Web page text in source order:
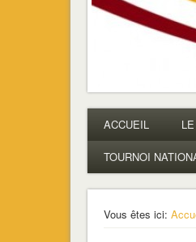
ACCUEIL
TOURNOI
Vous êtes ici: